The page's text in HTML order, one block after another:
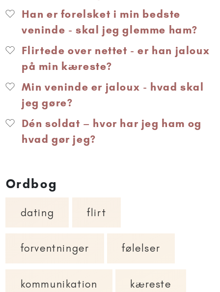
Han er forelsket i min bedste
veninde - skal jeg glemme ham?
Flirtede over nettet - er han jaloux
på min kæreste?
Min veninde er jaloux - hvad skal
jeg gøre?
Dén soldat – hvor har jeg ham og
hvad gør jeg?
Ordbog
dating flirt
forventninger følelser
kommunikation kæreste